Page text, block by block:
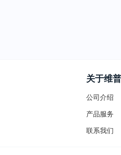
关于维普
公司介绍
产品服务
联系我们